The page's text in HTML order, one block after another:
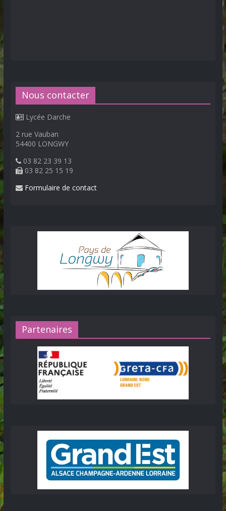
Nous contacter
Lycée Darche
2 rue Vauban
54400 LONGWY
03 82 23 39 13
03 82 25 15 19
Formulaire de contact
Partenaires